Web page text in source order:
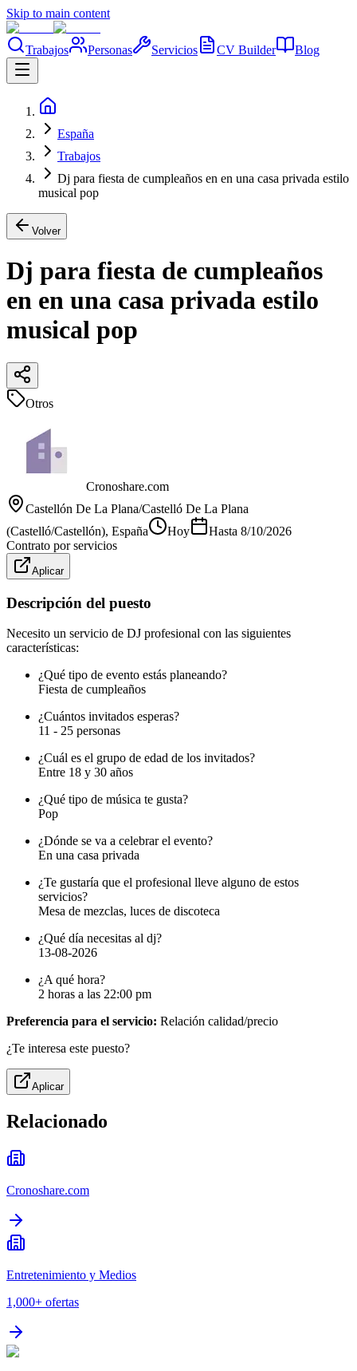
Skip to main content
Trabajos Personas Servicios CV Builder Blog
España
Trabajos
Dj para fiesta de cumpleaños en en una casa privada estilo
musical pop
Volver
Dj para fiesta de cumpleaños
en en una casa privada estilo
musical pop
Otros
Cronoshare.com
Castellón De La Plana/Castelló De La Plana
(Castelló/Castellón), España Hoy Hasta 8/10/2026
Contrato por servicios
Aplicar
Descripción del puesto
Necesito un servicio de DJ profesional con las siguientes
características:
¿Qué tipo de evento estás planeando?
Fiesta de cumpleaños
¿Cuántos invitados esperas?
11 - 25 personas
¿Cuál es el grupo de edad de los invitados?
Entre 18 y 30 años
¿Qué tipo de música te gusta?
Pop
¿Dónde se va a celebrar el evento?
En una casa privada
¿Te gustaría que el profesional lleve alguno de estos
servicios?
Mesa de mezclas, luces de discoteca
¿Qué día necesitas al dj?
13-08-2026
¿A qué hora?
2 horas a las 22:00 pm
Preferencia para el servicio: Relación calidad/precio
¿Te interesa este puesto?
Aplicar
Relacionado
Cronoshare.com
Entretenimiento y Medios
1,000+ ofertas